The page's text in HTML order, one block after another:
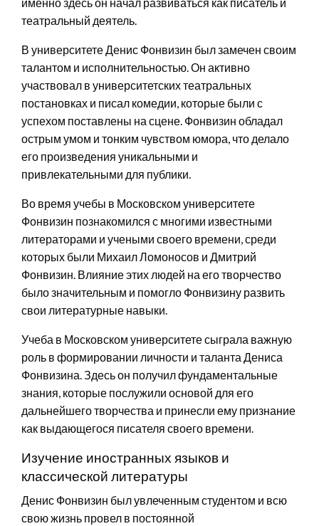
театральный деятель.
В университете Денис Фонвизин был замечен своим
талантом и исполнительностью. Он активно
участвовал в университетских театральных
постановках и писал комедии, которые были с
успехом поставлены на сцене. Фонвизин обладал
острым умом и тонким чувством юмора, что делало
его произведения уникальными и
привлекательными для публики.
Во время учебы в Московском университете
Фонвизин познакомился с многими известными
литераторами и учеными своего времени, среди
которых были Михаил Ломоносов и Дмитрий
Фонвизин. Влияние этих людей на его творчество
было значительным и помогло Фонвизину развить
свои литературные навыки.
Учеба в Московском университете сыграла важную
роль в формировании личности и таланта Дениса
Фонвизина. Здесь он получил фундаментальные
знания, которые послужили основой для его
дальнейшего творчества и принесли ему признание
как выдающегося писателя своего времени.
Изучение иностранных языков и
классической литературы
Денис Фонвизин был увлеченным студентом и всю
свою жизнь провел в постоянной